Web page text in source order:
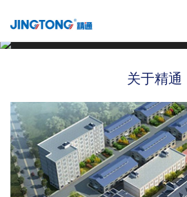
关于精通